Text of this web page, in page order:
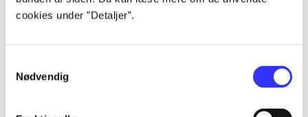
cookies under ”Detaljer”.
Nødvendig
Artikler